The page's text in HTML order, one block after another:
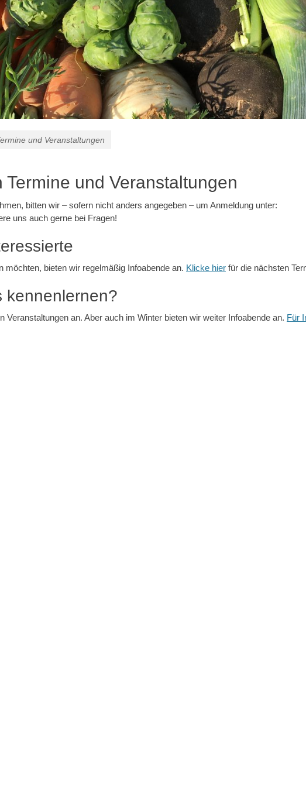
und Veranstaltungen
Termine und Veranstaltungen
bitten wir – sofern nicht anders angegeben – um Anmeldung unter:
uns auch gerne bei Fragen!
möchten, bieten wir regelmäßig Infoabende an. Klicke hier für die nächsten
kennenlernen?
Veranstaltungen an. Aber auch im Winter bieten wir weiter Infoabende an. Für